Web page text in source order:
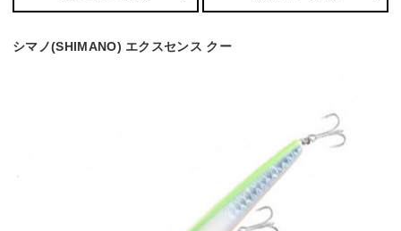
シマノ(SHIMANO) エクスセンス クー